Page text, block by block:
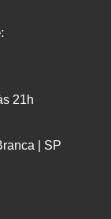
21h
| SP